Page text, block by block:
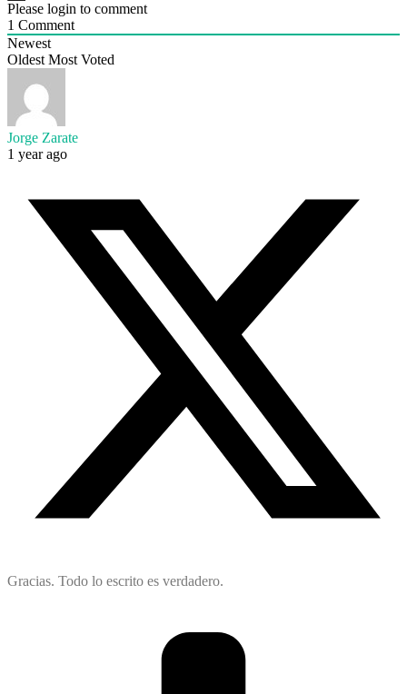
Please login to comment
1 Comment
Newest
Oldest Most Voted
Jorge Zarate
1 year ago
Gracias. Todo lo escrito es verdadero.